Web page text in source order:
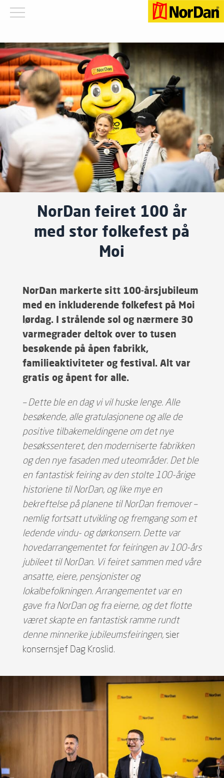
NorDan feiret 100 år
med stor folkefest på
Moi
NorDan markerte sitt 100-årsjubileum
med en inkluderende folkefest på Moi
lørdag. I strålende sol og nærmere 30
varmegrader deltok over to tusen
besøkende på åpen fabrikk,
familieaktiviteter og festival. Alt var
gratis og åpent for alle.
– Dette ble en dag vi vil huske lenge. Alle
besøkende, alle gratulasjonene og alle de
positive tilbakemeldingene om det nye
besøkssenteret, den moderniserte fabrikken
og den nye fasaden med uteområder. Det ble
en fantastisk feiring av den stolte 100-årige
historiene til NorDan, og like mye en
bekreftelse på planene til NorDan fremover –
nemlig fortsatt utvikling og fremgang som et
ledende vindu- og dørkonsern. Dette var
hovedarrangementet for feiringen av 100-års
jubileet til NorDan. Vi feiret sammen med våre
ansatte, eiere, pensjonister og
lokalbefolkningen. Arrangementet var en
gave fra NorDan og fra eierne, og det flotte
været skapte en fantastisk ramme rundt
denne minnerike jubileumsfeiringen,sier
konsernsjef Dag Kroslid.